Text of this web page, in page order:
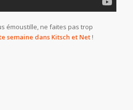
émoustille, ne faites pas trop
semaine dans Kitsch et Net!